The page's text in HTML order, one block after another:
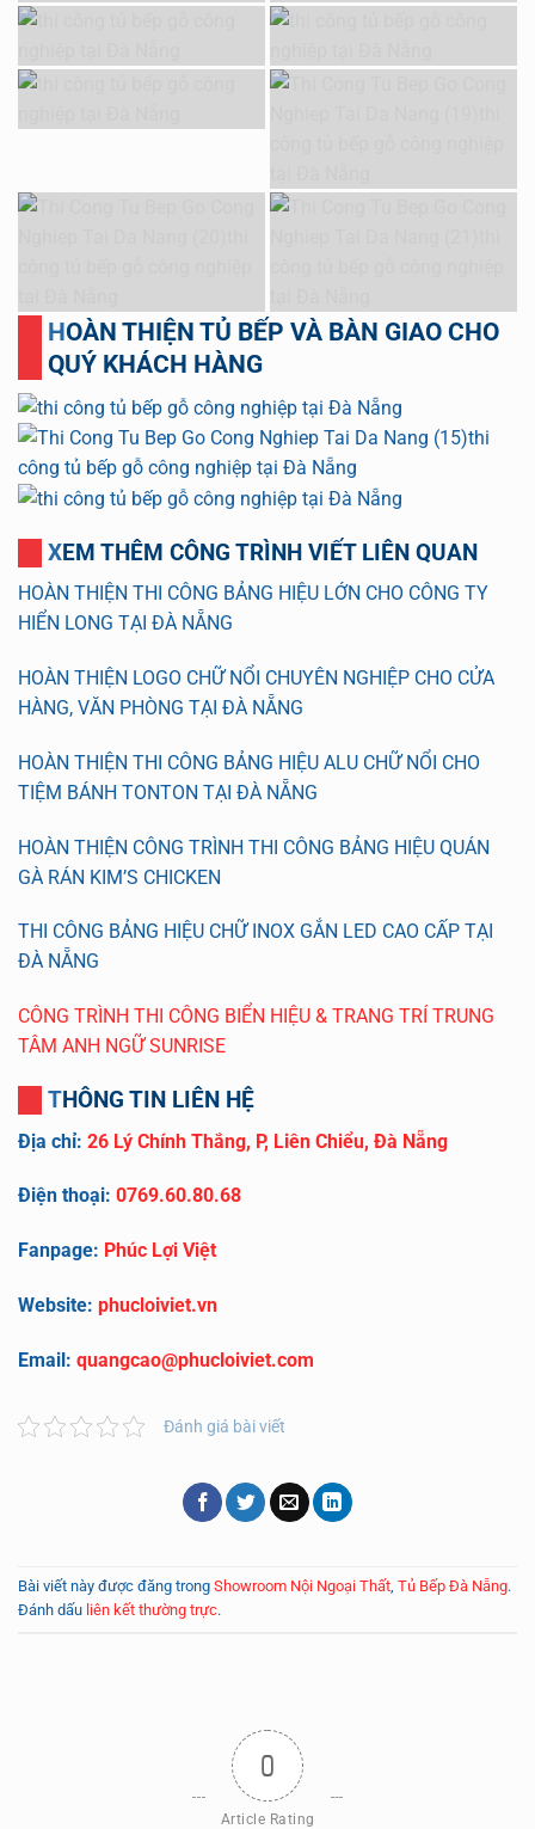
HOÀN THIỆN TỦ BẾP VÀ BÀN GIAO CHO
QUÝ KHÁCH HÀNG
XEM THÊM CÔNG TRÌNH VIẾT LIÊN QUAN
HOÀN THIỆN THI CÔNG BẢNG HIỆU LỚN CHO CÔNG TY
HIỂN LONG TẠI ĐÀ NẴNG
HOÀN THIỆN LOGO CHỮ NỔI CHUYÊN NGHIỆP CHO CỬA
HÀNG, VĂN PHÒNG TẠI ĐÀ NẴNG
HOÀN THIỆN THI CÔNG BẢNG HIỆU ALU CHỮ NỔI CHO
TIỆM BÁNH TONTON TẠI ĐÀ NẴNG
HOÀN THIỆN CÔNG TRÌNH THI CÔNG BẢNG HIỆU QUÁN
GÀ RÁN KIM’S CHICKEN
THI CÔNG BẢNG HIỆU CHỮ INOX GẮN LED CAO CẤP TẠI
ĐÀ NẴNG
CÔNG TRÌNH THI CÔNG BIỂN HIỆU & TRANG TRÍ TRUNG
TÂM ANH NGỮ SUNRISE
THÔNG TIN LIÊN HỆ
Địa chỉ: 26 Lý Chính Thắng, P, Liên Chiểu, Đà Nẵng
Điện thoại: 0769.60.80.68
Fanpage: Phúc Lợi Việt
Website: phucloiviet.vn
Email: quangcao@phucloiviet.com
Đánh giá bài viết
Bài viết này được đăng trong Showroom Nội Ngoại Thất, Tủ Bếp Đà Nẵng.
Đánh dấu liên kết thường trực.
0
Article Rating